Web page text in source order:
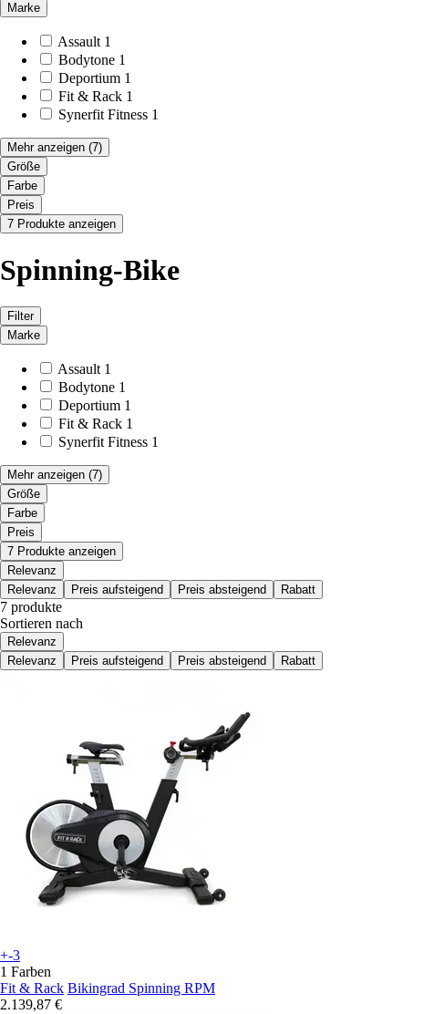
Marke
Assault 1
Bodytone 1
Deportium 1
Fit & Rack 1
Synerfit Fitness 1
Mehr anzeigen (7)
Größe
Farbe
Preis
7 Produkte anzeigen
Spinning-Bike
Filter
Marke
Assault 1
Bodytone 1
Deportium 1
Fit & Rack 1
Synerfit Fitness 1
Mehr anzeigen (7)
Größe
Farbe
Preis
7 Produkte anzeigen
Relevanz
Relevanz
Preis aufsteigend Preis absteigend Rabatt
7 produkte
Sortieren nach
Relevanz
Relevanz
Preis aufsteigend Preis absteigend Rabatt
+-3
1 Farben
Fit & Rack Bikingrad Spinning RPM
2.139,87 €